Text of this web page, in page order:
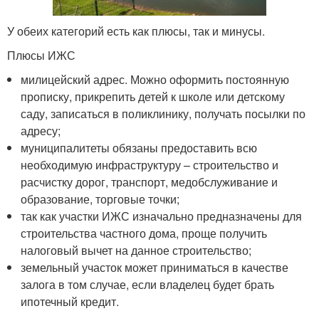
У обеих категорий есть как плюсы, так и минусы.
Плюсы ИЖС
милицейский адрес. Можно оформить постоянную
прописку, прикрепить детей к школе или детскому
саду, записаться в поликлинику, получать посылки по
адресу;
муниципалитеты обязаны предоставить всю
необходимую инфраструктуру – строительство и
расчистку дорог, транспорт, медобслуживание и
образование, торговые точки;
так как участки ИЖС изначально предназначены для
строительства частного дома, проще получить
налоговый вычет на данное строительство;
земельный участок может приниматься в качестве
залога в том случае, если владелец будет брать
ипотечный кредит.